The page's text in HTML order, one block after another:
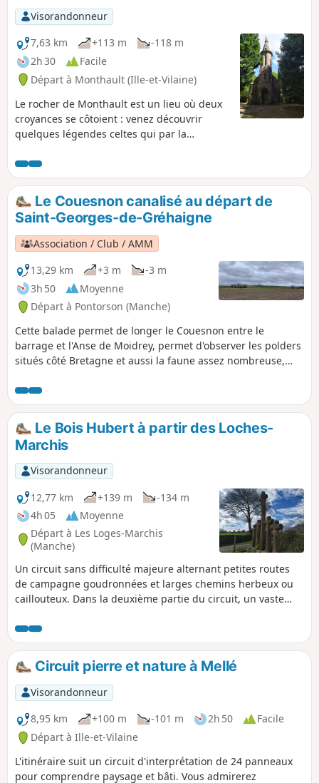
Visorandonneur
7,63 km
+113 m
-118 m
2h 30
Facile
Départ à Monthault (Ille-et-Vilaine)
Le rocher de Monthault est un lieu où deux
croyances se côtoient : venez découvrir
quelques légendes celtes qui par la
traverser les siècles avec comme voisine la
Chapelle Notre-Dame ultime étape d'un
chemin de croix à travers bois.
Le Couesnon canalisé au départ de
Saint-Georges-de-Gréhaigne
Association / Club / AMM
13,29 km
+3 m
-3 m
3h 50
Moyenne
Départ à Pontorson (Manche)
Cette balade permet de longer le Couesnon entre le
barrage et l'Anse de Moidrey, permet d'observer les polders
situés côté Bretagne et aussi la faune assez nombreuse,
nommé Lerra Fluvius, le Couesnon prend sa source dans la
commune de Saint-Pierre-des-Landes en Mayenne, à la
Fontaine de Couesnette à 200 mètres au-dessus du niveau
de la mer. Le Couesnon est canalisé en 1867, les bateaux
remontent le fleuve jusqu'au port de Pontorson. Le premier
barrage édifié en 1969 avait pour objectif de stopper la
remontée de la marée dans le lit du fleuve, qui à forts
coefficients provoquaient des inondations. Il est démoli en
2008 et remplacé par le Barrage du Couesnon dans le cadre
de l'opération de rétablissement du caractère maritime du
Mont-Saint-Michel.
Le Bois Hubert à partir des Loches-
Marchis
Visorandonneur
12,77 km
+139 m
-134 m
4h 05
Moyenne
Départ à Les Loges-Marchis
(Manche)
Un circuit sans difficulté majeure alternant petites routes
de campagne goudronnées et larges chemins herbeux ou
caillouteux. Dans la deuxième partie du circuit, un vaste
Saint-Hilaire-du-Harcouët dont l'église avec ses deux
clochers est très reconnaissable et aussi sur tout le Sud-
Manche.Circuit pierre et nature à Mellé
Visorandonneur
8,95 km
+100 m -101 m 2h 50
Facile
Départ à Ille-et-Vilaine
L'itinéraire suit un circuit d'interprétation de 24 panneaux
pour comprendre paysage et bâti. Vous admirerez